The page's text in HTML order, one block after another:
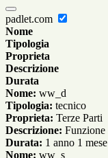
padlet.com
Nome
Tipologia
Proprieta
Descrizione
Durata
Nome: ww_d
Tipologia: tecnico
Proprieta: Terze Parti
Descrizione: Funzione
Durata: 1 anno 1 mese
Nome: ww_s